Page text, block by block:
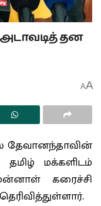
தன
AA
தேவானந்தாவின்
மக்களிடம்
கரைச்சி